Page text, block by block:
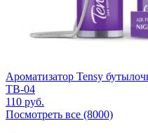
Ароматизатор Tensy
TB-04
110 руб.
Посмотреть все (8000)